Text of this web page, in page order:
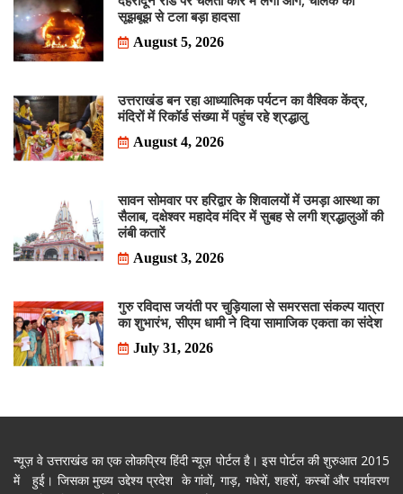
सूझबूझ से टला बड़ा हादसा
August 5, 2026
उत्तराखंड बन रहा आध्यात्मिक पर्यटन का वैश्विक केंद्र,
मंदिरों में रिकॉर्ड संख्या में पहुंच रहे श्रद्धालु
August 4, 2026
सावन सोमवार पर हरिद्वार के शिवालयों में उमड़ा आस्था का
सैलाब, दक्षेश्वर महादेव मंदिर में सुबह से लगी श्रद्धालुओं की
लंबी कतारें
August 3, 2026
गुरु रविदास जयंती पर चुड़ियाला से समरसता संकल्प यात्रा
का शुभारंभ, सीएम धामी ने दिया सामाजिक एकता का संदेश
July 31, 2026
न्यूज़ वे उत्तराखंड का एक लोकप्रिय हिंदी न्यूज़ पोर्टल है। इस पोर्टल की शुरुआत 2015
में हुई। जिसका मुख्य उद्देश्य प्रदेश के गांवों, गाड़, गधेरों, शहरों, कस्बों और पर्यावरण